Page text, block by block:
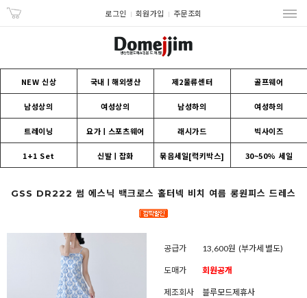
로그인 회원가입 주문조회
NEW 신상 국내ㅣ해외생산 제2물류센터 골프웨어
남성상의 여성상의 남성하의 여성하의
트레이닝 요가ㅣ스포츠웨어 래시가드 빅사이즈
1+1 Set 신발ㅣ잡화 묶음세일[럭키박스] 30~50% 세일
GSS DR222 썸 에스닉 백크로스 홀터넥 비치 여름 롱원피스 드레스
공급가 13,600원 (부가세 별도)
도매가 회원공개
제조회사 블루모드제휴사